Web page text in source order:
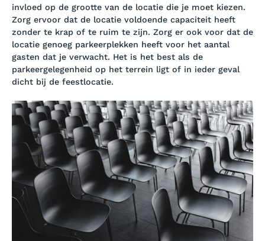
invloed op de grootte van de locatie die je moet kiezen.
Zorg ervoor dat de locatie voldoende capaciteit heeft
zonder te krap of te ruim te zijn. Zorg er ook voor dat de
locatie genoeg parkeerplekken heeft voor het aantal
gasten dat je verwacht. Het is het best als de
parkeergelegenheid op het terrein ligt of in ieder geval
dicht bij de feestlocatie.